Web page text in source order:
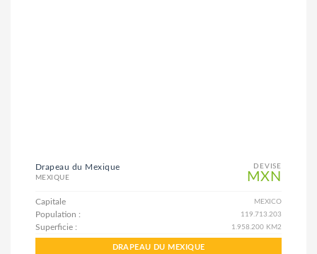
DEVISE
MXN
Drapeau du Mexique
MEXIQUE
Capitale MEXICO
Population : 119.713.203
Superficie : 1.958.200 KM2
DRAPEAU DU MEXIQUE